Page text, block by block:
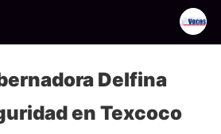
Delfina
en Texcoco